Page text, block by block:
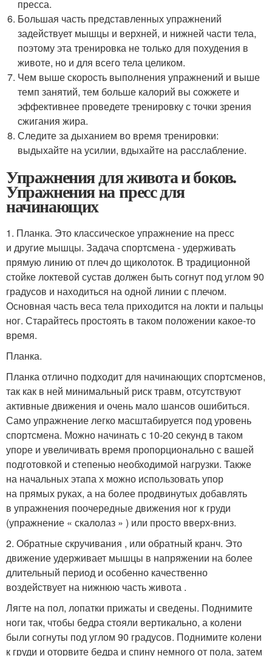
пресса.
Большая часть представленных упражнений
задействует мышцы и верхней, и нижней части тела,
поэтому эта тренировка не только для похудения в
животе, но и для всего тела целиком.
Чем выше скорость выполнения упражнений и выше
темп занятий, тем больше калорий вы сожжете и
эффективнее проведете тренировку с точки зрения
сжигания жира.
Следите за дыханием во время тренировки:
выдыхайте на усилии, вдыхайте на расслабление.
Упражнения для живота и боков.
Упражнения на пресс для
начинающих
1. Планка. Это классическое упражнение на пресс
и другие мышцы. Задача спортсмена - удерживать
прямую линию от плеч до щиколоток. В традиционной
стойке локтевой сустав должен быть согнут под углом 90
градусов и находиться на одной линии с плечом.
Основная часть веса тела приходится на локти и пальцы
ног. Старайтесь простоять в таком положении какое-то
время.
Планка.
Планка отлично подходит для начинающих спортсменов,
так как в ней минимальный риск травм, отсутствуют
активные движения и очень мало шансов ошибиться.
Само упражнение легко масштабируется под уровень
спортсмена. Можно начинать с 10-20 секунд в таком
упоре и увеличивать время пропорционально с вашей
подготовкой и степенью необходимой нагрузки. Также
на начальных этапа х можно использовать упор
на прямых руках, а на более продвинутых добавлять
в упражнения поочередные движения ног к груди
(упражнение « скалолаз » ) или просто вверх-вниз.
2. Обратные скручивания , или обратный кранч. Это
движение удерживает мышцы в напряжении на более
длительный период и особенно качественно
воздействует на нижнюю часть живота .
Лягте на пол, лопатки прижаты и сведены. Поднимите
ноги так, чтобы бедра стояли вертикально, а колени
были согнуты под углом 90 градусов. Поднимите колени
к груди и оторвите бедра и спину немного от пола, затем